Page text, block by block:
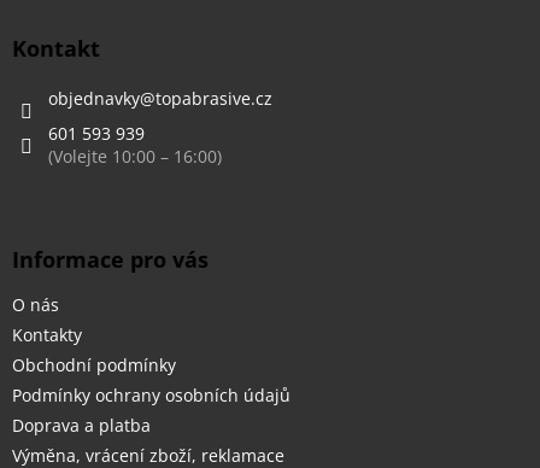
Kontakt
objednavky@topabrasive.cz
601 593 939
Informace pro vás
O nás
Kontakty
Obchodní podmínky
Podmínky ochrany osobních údajů
Doprava a platba
Výměna, vrácení zboží, reklamace